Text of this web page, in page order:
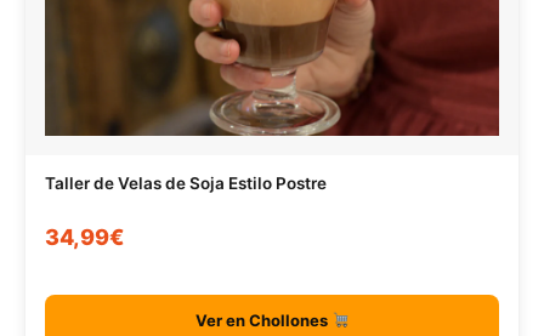
Taller de Velas de Soja Estilo Postre
34,99€
Ver en Chollones